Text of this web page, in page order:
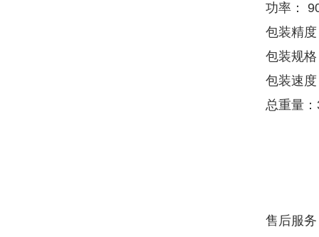
功率：
包装精
包装规
包装速
总重量
售后服